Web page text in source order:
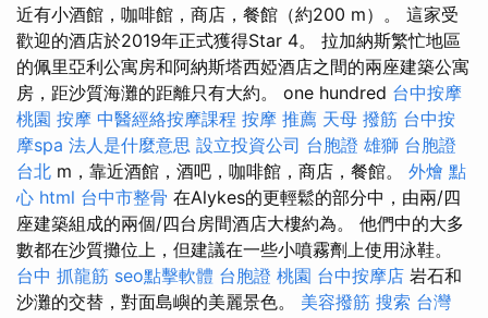
近有小酒館，咖啡館，商店，餐館（約200 m）。 這家受
歡迎的酒店於2019年正式獲得Star 4。 拉加納斯繁忙地區
的佩里亞利公寓房和阿納斯塔西婭酒店之間的兩座建築公寓
房，距沙質海灘的距離只有大約。 one hundred 台中按摩
桃園 按摩 中醫經絡按摩課程 按摩 推薦 天母 撥筋 台中按
摩spa 法人是什麼意思 設立投資公司 台胞證 雄獅 台胞證
台北 m，靠近酒館，酒吧，咖啡館，商店，餐館。 外燴 點
心 html 台中市整骨 在Alykes的更輕鬆的部分中，由兩/四
座建築組成的兩個/四台房間酒店大樓約為。 他們中的大多
數都在沙質攤位上，但建議在一些小噴霧劑上使用泳鞋。
台中 抓龍筋 seo點擊軟體 台胞證 桃園 台中按摩店 岩石和
沙灘的交替，對面島嶼的美麗景色。 美容撥筋 搜索 台灣